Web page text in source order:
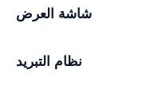
شاشة العرض
نظام التبريد